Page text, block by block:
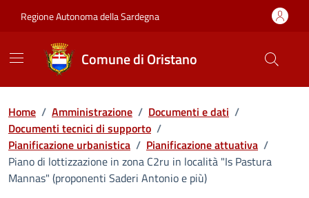
Regione Autonoma della Sardegna
Comune di Oristano
Home / Amministrazione / Documenti e dati /
Documenti tecnici di supporto /
Pianificazione urbanistica / Pianificazione attuativa /
Piano di lottizzazione in zona C2ru in località "Is Pastura
Mannas" (proponenti Saderi Antonio e più)